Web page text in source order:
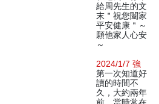
給周先生的文
末＂祝您闔家
平安健康＂～
願他家人心安
～
2024/1/7 強
第一次知道好
讀的時間不
久，大約兩年